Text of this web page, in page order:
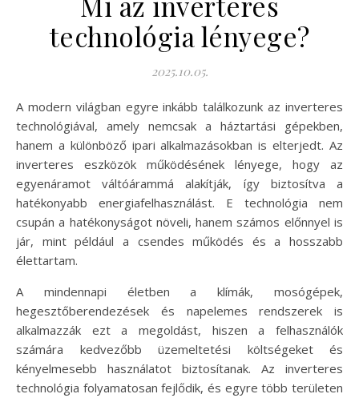
technológia lényege?
2025.10.05.
A modern világban egyre inkább találkozunk az inverteres
technológiával, amely nemcsak a háztartási gépekben,
hanem a különböző ipari alkalmazásokban is elterjedt. Az
inverteres eszközök működésének lényege, hogy az
egyenáramot váltóárammá alakítják, így biztosítva a
hatékonyabb energiafelhasználást. E technológia nem
csupán a hatékonyságot növeli, hanem számos előnnyel is
jár, mint például a csendes működés és a hosszabb
élettartam.
A mindennapi életben a klímák, mosógépek,
hegesztőberendezések és napelemes rendszerek is
alkalmazzák ezt a megoldást, hiszen a felhasználók
számára kedvezőbb üzemeltetési költségeket és
kényelmesebb használatot biztosítanak. Az inverteres
technológia folyamatosan fejlődik, és egyre több területen